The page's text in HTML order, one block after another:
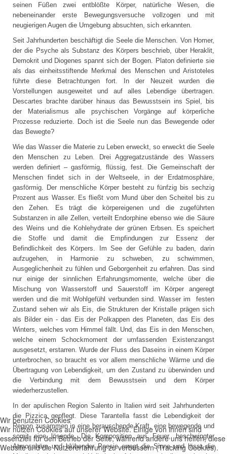
seinen Füßen zwei entblößte Körper, natürliche Wesen, die
nebeneinander erste Bewegungsversuche vollzogen und mit
neugierigen Augen die Umgebung absuchten, sich erkannten.
Seit Jahrhunderten beschäftigt die Seele die Menschen. Von Homer,
der die Psyche als Substanz des Körpers beschrieb, über Heraklit,
Demokrit und Diogenes spannt sich der Bogen. Platon definierte sie
als das einheitsstiftende Merkmal des Menschen und Aristoteles
führte diese Betrachtungen fort. In der Neuzeit wurden die
Vorstellungen ausgeweitet und auf alles Lebendige übertragen.
Descartes brachte darüber hinaus das Bewusstsein ins Spiel, bis
der Materialismus alle psychischen Vorgänge auf körperliche
Prozesse reduzierte. Doch ist die Seele nun das Bewegende oder
das Bewegte?
Wie das Wasser die Materie zu Leben erweckt, so erweckt die Seele
den Menschen zu Leben. Drei Aggregatzustände des Wassers
werden definiert – gasförmig, flüssig, fest. Die Gemeinschaft der
Menschen findet sich in der Weltseele, in der Erdatmosphäre,
gasförmig. Der menschliche Körper besteht zu fünfzig bis sechzig
Prozent aus Wasser. Es fließt vom Mund über den Scheitel bis zu
den Zehen. Es trägt die körpereigenen und die zugeführten
Substanzen in alle Zellen, verteilt Endorphine ebenso wie die Säure
des Weins und die Kohlehydrate der grünen Erbsen. Es speichert
die Stoffe und damit die Empfindungen zur Essenz der
Befindlichkeit des Körpers. Im See der Gefühle zu baden, darin
aufzugehen, in Harmonie zu schweben, zu schwimmen,
Ausgeglichenheit zu fühlen und Geborgenheit zu erfahren. Das sind
nur einige der sinnlichen Erfahrungsmomente, welche über die
Mischung von Wasserstoff und Sauerstoff im Körper angeregt
werden und die mit Wohlgefühl verbunden sind. Wasser im festen
Zustand sehen wir als Eis, die Strukturen der Kristalle prägen sich
als Bilder ein - das Eis der Polkappen des Planeten, das Eis des
Winters, welches vom Himmel fällt. Und, das Eis in den Menschen,
welche einem Schockmoment der umfassenden Existenzangst
ausgesetzt, erstarren. Wurde der Fluss des Daseins in einem Körper
unterbrochen, so braucht es vor allem menschliche Wärme und die
Übertragung von Lebendigkeit, um den Zustand zu überwinden und
die Verbindung mit dem Bewusstsein und dem Körper
wiederherzustellen.
In der apulischen Region Salento in Italien wird seit Jahrhunderten
die Pizzica gepflegt. Diese Tarantella fasst die Lebendigkeit der
Region zusammen in eine berauschende Kraft, eine bewegende und
somit eine lösende. Die Komposition aus Feuer, beschwingter
Atmosphäre und blühender Poesie erregt die Sinne und lässt die
Wir benutzen Cookies
Wir nutzen Cookies auf unserer Website. Einige von ihnen sind
essenziell für den Betrieb der Seite, während andere uns helfen, diese
Website und die Nutzererfahrung zu verbessern (Tracking Cookies).